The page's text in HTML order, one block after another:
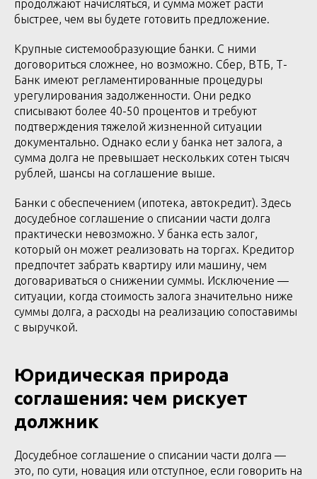
продолжают начисляться, и сумма может расти
быстрее, чем вы будете готовить предложение.
Крупные системообразующие банки. С ними
договориться сложнее, но возможно. Сбер, ВТБ, Т-
Банк имеют регламентированные процедуры
урегулирования задолженности. Они редко
списывают более 40-50 процентов и требуют
подтверждения тяжелой жизненной ситуации
документально. Однако если у банка нет залога, а
сумма долга не превышает нескольких сотен тысяч
рублей, шансы на соглашение выше.
Банки с обеспечением (ипотека, автокредит). Здесь
досудебное соглашение о списании части долга
практически невозможно. У банка есть залог,
который он может реализовать на торгах. Кредитор
предпочтет забрать квартиру или машину, чем
договариваться о снижении суммы. Исключение —
ситуации, когда стоимость залога значительно ниже
суммы долга, а расходы на реализацию сопоставимы
с выручкой.
Юридическая природа
соглашения: чем рискует
должник
Досудебное соглашение о списании части долга —
это, по сути, новация или отступное, если говорить на